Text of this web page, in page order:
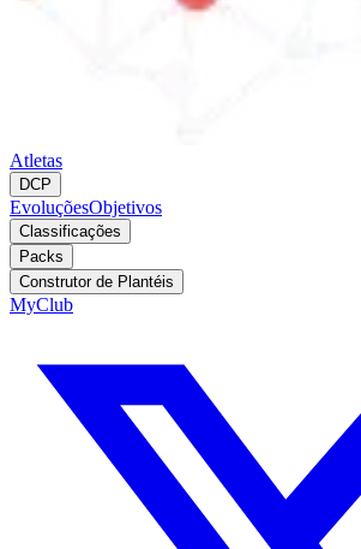
Atletas
DCP
EvoluçõesObjetivos
Classificações
Packs
Construtor de Plantéis
MyClub